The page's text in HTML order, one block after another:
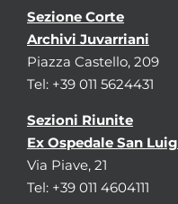
Sezione Corte
Archivi Juvarriani
Piazza Castello, 209
Tel: +39 011 5624431
Sezioni Riunite
Ex Ospedale San
Via Piave, 21
Tel: +39 011 4604111